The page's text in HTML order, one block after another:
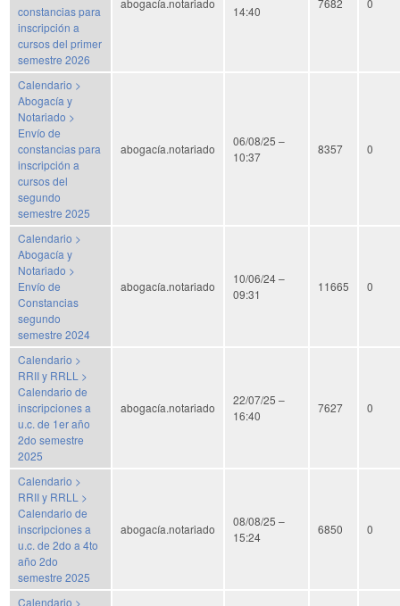
constancias para
inscripción a
cursos del primer
semestre 2026
14:40
Calendario >
Abogacía y
Notariado >
Envío de
constancias para
inscripción a
cursos del
segundo
semestre 2025
abogacía.notariado
06/08/25 –
10:37
8357 0
Calendario >
Abogacía y
Notariado >
Envío de
Constancias
segundo
semestre 2024
abogacía.notariado
10/06/24 –
09:31
11665 0
Calendario >
RRII y RRLL >
Calendario de
inscripciones a
u.c. de 1er año
2do semestre
2025
abogacía.notariado
22/07/25 –
16:40
7627 0
Calendario >
RRII y RRLL >
Calendario de
inscripciones a
u.c. de 2do a 4to
año 2do
semestre 2025
abogacía.notariado
08/08/25 –
15:24
6850 0
Calendario >